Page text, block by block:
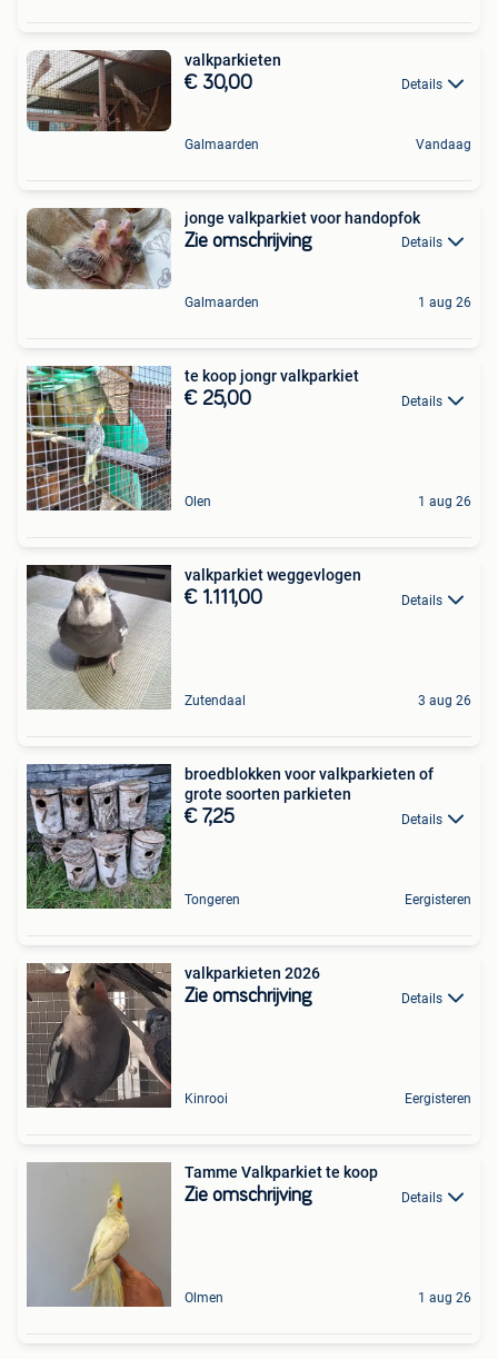
valkparkieten
€ 30,00 Details
Galmaarden Vandaag
jonge valkparkiet voor handopfok
Zie omschrijving Details
Galmaarden 1 aug 26
te koop jongr valkparkiet
€ 25,00 Details
Olen 1 aug 26
valkparkiet weggevlogen
€ 1.111,00 Details
Zutendaal 3 aug 26
broedblokken voor valkparkieten of
grote soorten parkieten
€ 7,25 Details
Tongeren Eergisteren
valkparkieten 2026
Zie omschrijving Details
Kinrooi Eergisteren
Tamme Valkparkiet te koop
Zie omschrijving Details
Olmen 1 aug 26